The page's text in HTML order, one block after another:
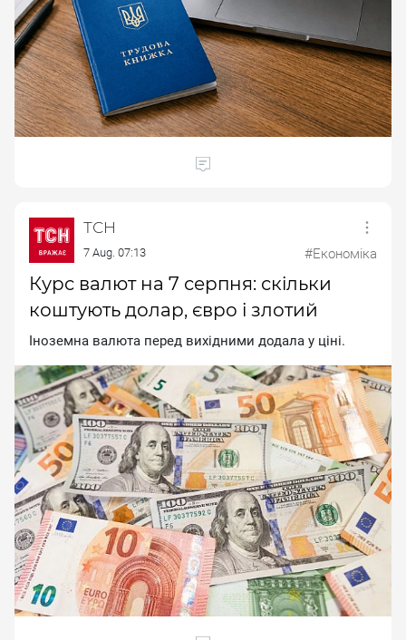
ТСН
7 Aug. 07:13 #Економіка
Курс валют на 7 серпня: скільки
коштують долар, євро і злотий
Іноземна валюта перед вихідними додала у ціні.